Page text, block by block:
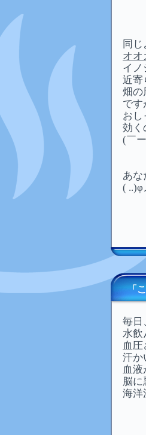
同
オオ
イノ
近寄
畑の
で
おし
効く
(￣
あな
( ..)φ
「
毎日
水飲
血
汗か
血
脳に
海洋